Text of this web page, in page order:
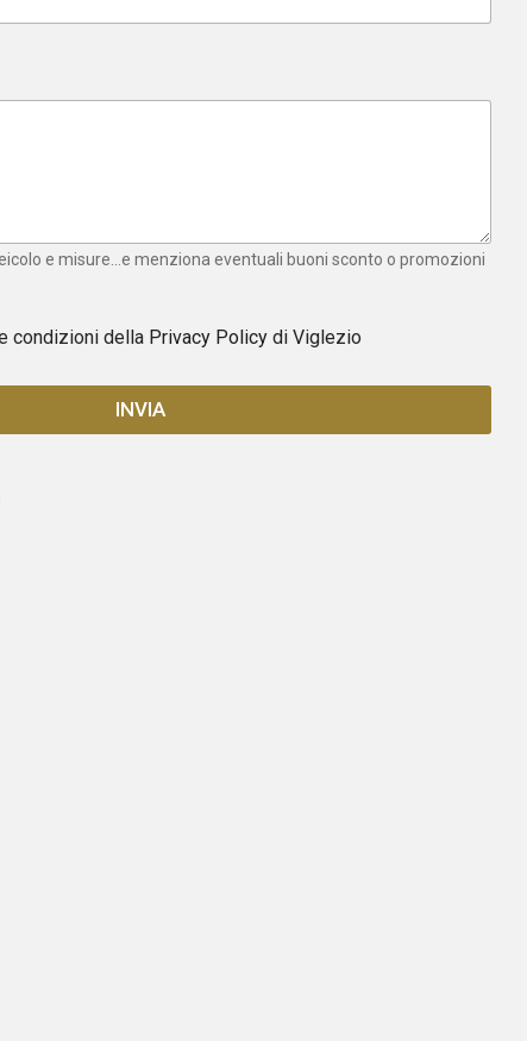
e misure...e menziona eventuali buoni sconto o promozioni
condizioni della Privacy Policy di Viglezio
INVIA